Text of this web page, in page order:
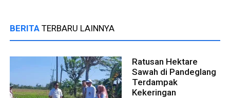
BERITA TERBARU LAINNYA
Ratusan Hektare
Sawah di Pandeglang
Terdampak
Kekeringan